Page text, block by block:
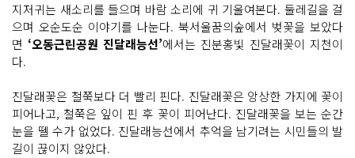
지저귀는 새소리를 들으며 바람 소리에 귀 기울여본다. 둘레길을 걸
으며 오순도순 이야기를 나눈다. 북서울꿈의숲에서 벚꽃을 보았다
면 ‘오동근린공원 진달래능선’에서는 진분홍빛 진달래꽃이 지천이
다.
진달래꽃은 철쭉보다 더 빨리 핀다. 진달래꽃은 앙상한 가지에 꽃이
피어나고, 철쭉은 잎이 핀 후 꽃이 피어난다. 진달래꽃을 보는 순간
눈을 뗄 수가 없었다. 진달래능선에서 추억을 남기려는 시민들의 발
길이 끊이지 않았다.